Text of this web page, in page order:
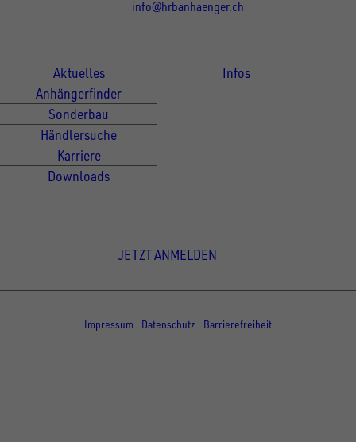
info@hrbanhaenger.ch
Aktuelles
Anhängerfinder
Sonderbau
Händlersuche
Karriere
Downloads
Infos
JETZT ANMELDEN
Impressum
Datenschutz Barrierefreiheit